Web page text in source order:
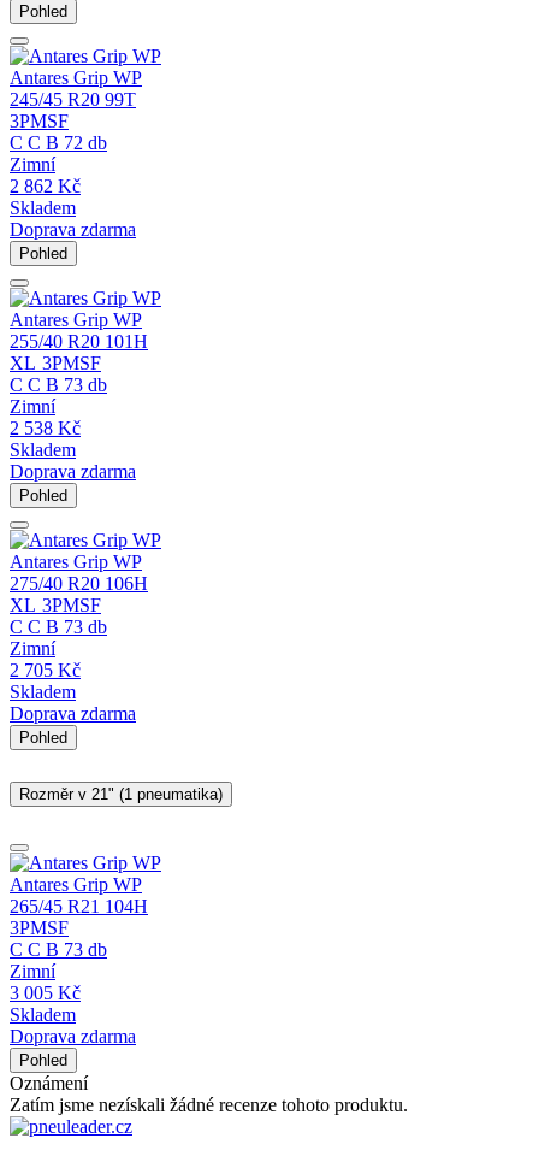
Pohled
Antares Grip WP
245/45 R20 99T
3PMSF
C C B 72 db
Zimní
2 862 Kč
Skladem
Doprava zdarma
Pohled
Antares Grip WP
255/40 R20 101H
XL 3PMSF
C C B 73 db
Zimní
2 538 Kč
Skladem
Doprava zdarma
Pohled
Antares Grip WP
275/40 R20 106H
XL 3PMSF
C C B 73 db
Zimní
2 705 Kč
Skladem
Doprava zdarma
Pohled
Rozměr v 21" (1 pneumatika)
Antares Grip WP
265/45 R21 104H
3PMSF
C C B 73 db
Zimní
3 005 Kč
Skladem
Doprava zdarma
Pohled
Oznámení
Zatím jsme nezískali žádné recenze tohoto produktu.